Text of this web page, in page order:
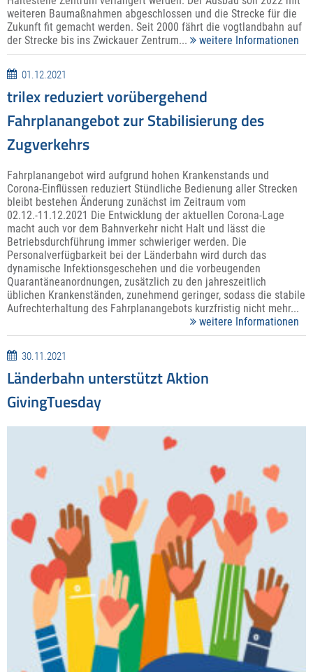
weiteren Baumaßnahmen abgeschlossen und die Strecke für die
Zukunft fit gemacht werden. Seit 2000 fährt die vogtlandbahn auf
der Strecke bis ins Zwickauer Zentrum...
weitere Informationen
01.12.2021
trilex reduziert vorübergehend
Fahrplanangebot zur Stabilisierung des
Zugverkehrs
Fahrplanangebot wird aufgrund hohen Krankenstands und
Corona-Einflüssen reduziert Stündliche Bedienung aller Strecken
bleibt bestehen Änderung zunächst im Zeitraum vom
02.12.-11.12.2021 Die Entwicklung der aktuellen Corona-Lage
macht auch vor dem Bahnverkehr nicht Halt und lässt die
Betriebsdurchführung immer schwieriger werden. Die
Personalverfügbarkeit bei der Länderbahn wird durch das
dynamische Infektionsgeschehen und die vorbeugenden
Quarantäneanordnungen, zusätzlich zu den jahreszeitlich
üblichen Krankenständen, zunehmend geringer, sodass die stabile
Aufrechterhaltung des Fahrplanangebots kurzfristig nicht mehr...
weitere Informationen
30.11.2021
Länderbahn unterstützt Aktion
GivingTuesday